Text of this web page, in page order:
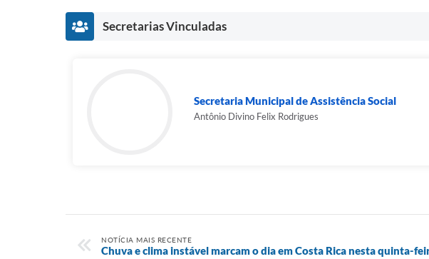
Secretarias Vinculadas
Secretaria Municipal de Assistência Social
Antônio Divino Felix Rodrigues
NOTÍCIA MAIS RECENTE
Chuva e clima instável marcam o dia em Costa Rica nesta quinta-